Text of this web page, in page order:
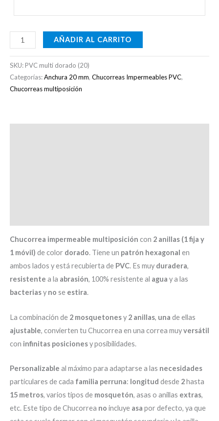
AÑADIR AL CARRITO
SKU:PVC multi dorado (20)
Categorías:Anchura 20 mm, Chucorreas Impermeables PVC,
Chucorreas multiposición
Chucorrea impermeable multiposición con 2 anillas (1 fija y
1 móvil) de color dorado. Tiene un patrón hexagonal en
ambos lados y está recubierta de PVC. Es muy duradera,
resistente a la abrasión, 100% resistente al agua y a las
bacteriasy no se estira.
La combinación de 2 mosquetonesy 2 anillas, una de ellas
ajustable, convierten tu Chucorrea en una correa muyversátil
con infinitas posicionesy posibilidades.
Personalizable al máximo para adaptarse a las necesidades
particulares de cada familia perruna: longitud desde 2hasta
15 metros, varios tipos de mosquetón, asas o anillas extras,
etc. Este tipo de Chucorrea no incluye asa por defecto, ya que